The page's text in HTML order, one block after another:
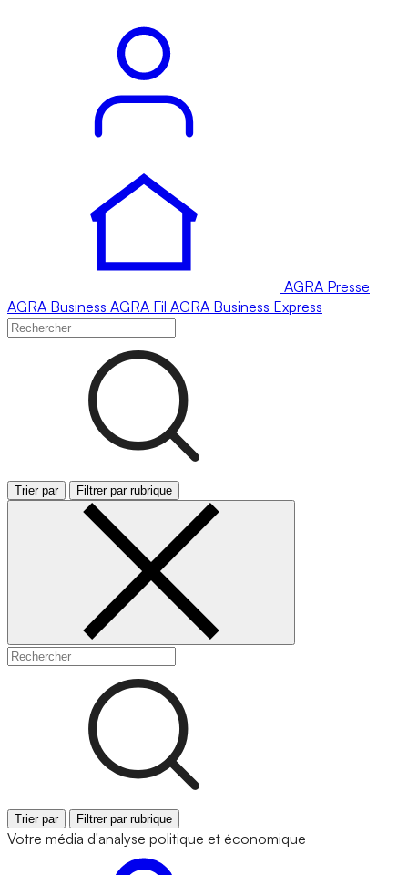
AGRA Presse
AGRA Business AGRA Fil AGRA Business Express
Trier par Filtrer par rubrique
Trier par Filtrer par rubrique
Votre média d'analyse politique et économique